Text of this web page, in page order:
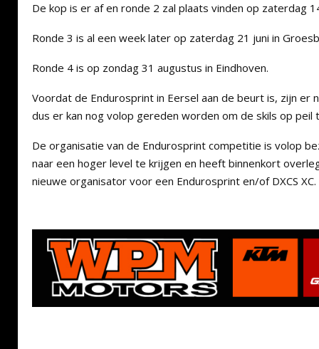
De kop is er af en ronde 2 zal plaats vinden op zaterdag
Ronde 3 is al een week later op zaterdag 21 juni in
Ronde 4 is op zondag 31 augustus in Eindhoven.
Voordat de Endurosprint in Eersel aan de beurt is, zijn er
dus er kan nog volop gereden worden om de skils op peil
De organisatie van de Endurosprint competitie is volop
naar een hoger level te krijgen en heeft binnenkort
nieuwe organisator voor een Endurosprint en/of DXCS XC.